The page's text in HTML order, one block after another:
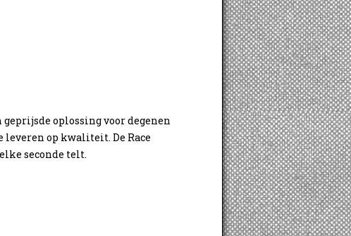
oplossing voor degenen
op kwaliteit. De Race
seconde telt.